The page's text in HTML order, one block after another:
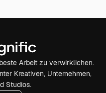
Arbeit zu verwirklichen.
Kreativen, Unternehmen,
Studios.